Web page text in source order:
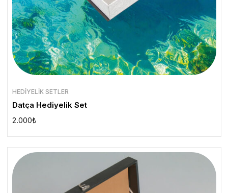
HEDIYELIK SETLER
Datça Hediyelik Set
2.000₺